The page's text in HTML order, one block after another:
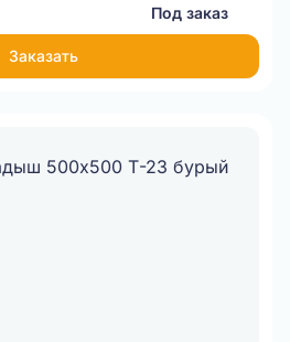
Под заказ
Заказать